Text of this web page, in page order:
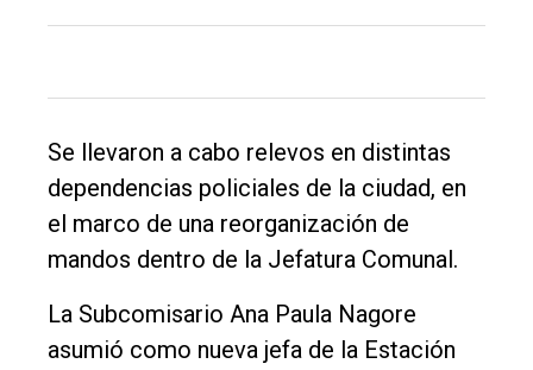
Deportes
Fúnebres
Edición
Empresa
Nosotros
Contacto
Se llevaron a cabo relevos en distintas
dependencias policiales de la ciudad, en
el marco de una reorganización de
mandos dentro de la Jefatura Comunal.
La Subcomisario Ana Paula Nagore
asumió como nueva jefa de la Estación